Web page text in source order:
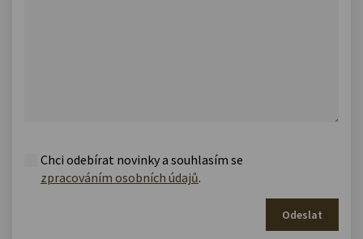
Chci odebírat novinky a souhlasím se
zpracováním osobních údajů.
Odeslat